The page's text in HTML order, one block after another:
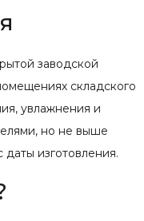
заводской
складского
увлажнения и
но не выше
даты изготовления.